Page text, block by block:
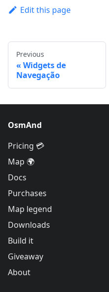
Edit this page
Previous
Widgets de
Navegação
OsmAnd
Pricing 💳
Map 🌍
Docs
Purchases
Map legend
Downloads
Build it
Giveaway
About